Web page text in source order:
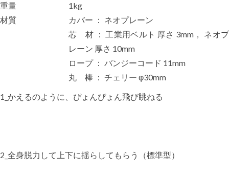
重量
1kg
材質
カバー ： ネオプレーン
芯 材 ： 工業用ベルト 厚さ 3mm， ネオプ
レーン 厚さ 10mm
ロープ ： バンジーコード 11mm
丸 棒 ： チェリー φ30mm
1_かえるのように、ぴょんぴょん飛び眺ねる
2_全身脱力して上下に揺らしてもらう（標準型）